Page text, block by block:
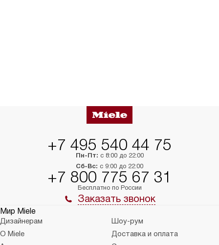
+7 495 540 44 75
Пн-Пт: с 8:00 до 22:00
Сб-Вс: с 9:00 до 22:00
+7 800 775 67 31
Бесплатно по России
Заказать звонок
Мир Miele
Дизайнерам
Шоу-рум
О Miele
Доставка и оплата